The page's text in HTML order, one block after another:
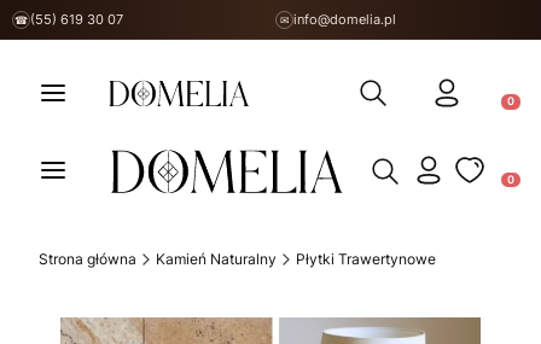
☎ (55) 619 30 07 ✉ info@domelia.pl
Otwórz wyszukiwarkę
Otwórz wyszukiwarkę
Strona główna Kamień Naturalny Płytki Trawertynowe